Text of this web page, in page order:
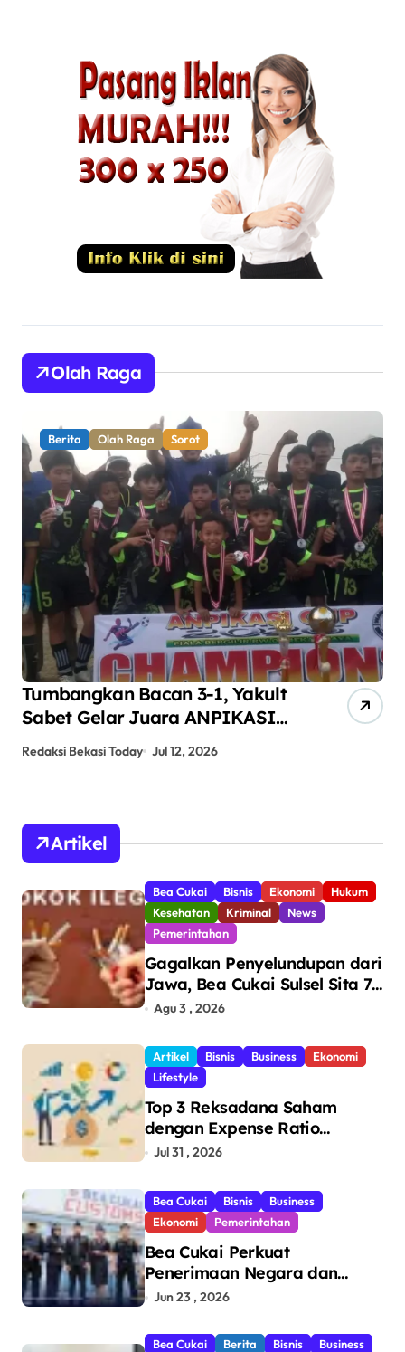
Olah Raga
Berita Olah Raga Sorot
Tumbangkan Bacan 3-1, Yakult
Sabet Gelar Juara ANPIKASI
Redaksi Bekasi Today Jul 12, 2026
Artikel
Bea Cukai Bisnis Ekonomi
Hukum
Kesehatan
Kriminal
News
Pemerintahan
Gagalkan Penyelundupan dari
Jawa, Bea Cukai Sulsel Sita 7,8
Juta Batang Rokok Ilegal
Makassar
Agu 3 , 2026
Artikel Bisnis Business
Ekonomi
Lifestyle
Top 3 Reksadana Saham
dengan Expense Ratio
Terendah
Jul 31 , 2026
Bea Cukai Bisnis
Business
Ekonomi
Pemerintahan
Bea Cukai Perkuat
Penerimaan Negara dan
Pengawasan, Setor Rp123,8
Jun 23 , 2026
Bea Cukai Berita Bisnis Business